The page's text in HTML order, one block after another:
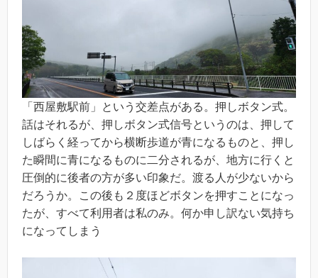
「西屋敷駅前」という交差点がある。押しボタン式。
話はそれるが、押しボタン式信号というのは、押して
しばらく経ってから横断歩道が青になるものと、押し
た瞬間に青になるものに二分されるが、地方に行くと
圧倒的に後者の方が多い印象だ。渡る人が少ないから
だろうか。この後も２度ほどボタンを押すことになっ
たが、すべて利用者は私のみ。何か申し訳ない気持ち
になってしまう